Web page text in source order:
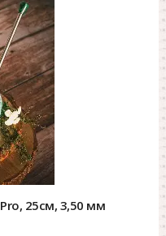
25см, 3,50 мм